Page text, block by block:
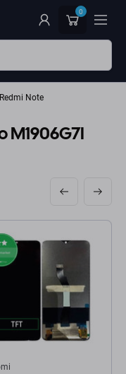
0
Redmi Note
M1906G7I